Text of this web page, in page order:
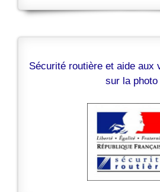
Sécurité routière et aide aux
sur la photo